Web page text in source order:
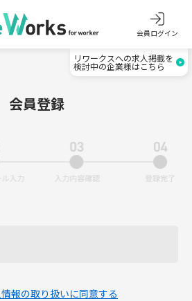
会員ログイン
リワークスへの求人掲載を
検討中の企業様はこちら
会員登録
報の取り扱いに同意する